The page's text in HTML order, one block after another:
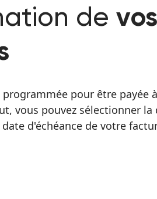
de vos
pour être payée
vous pouvez sélectionner la
d'échéance de votre